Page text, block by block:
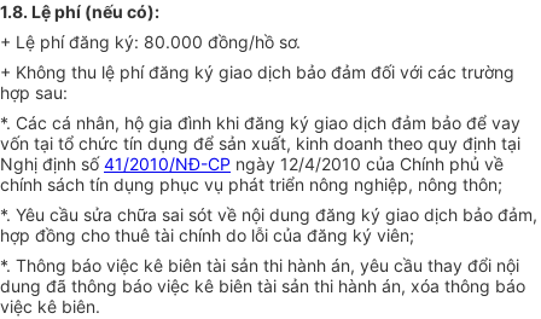
1.8. Lệ phí (nếu có):
+ Lệ phí đăng ký: 80.000 đồng/hồ sơ.
+ Không thu lệ phí đăng ký giao dịch bảo đảm đối với các trường
hợp sau:
*. Các cá nhân, hộ gia đình khi đăng ký giao dịch đảm bảo để vay
vốn tại tổ chức tín dụng để sản xuất, kinh doanh theo quy định tại
Nghị định số41/2010/NĐ-CP ngày 12/4/2010 của Chính phủ về
chính sách tín dụng phục vụ phát triển nông nghiệp, nông thôn;
*. Yêu cầu sửa chữa sai sót về nội dung đăng ký giao dịch bảo đảm,
hợp đồng cho thuê tài chính do lỗi của đăng ký viên;
*. Thông báo việc kê biên tài sản thi hành án, yêu cầu thay đổi nội
dung đã thông báo việc kê biên tài sản thi hành án, xóa thông báo
việc kê biên.